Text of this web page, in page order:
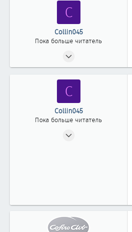
C
Collin045
Пока больше читатель
2
C
Collin045
Пока больше читатель